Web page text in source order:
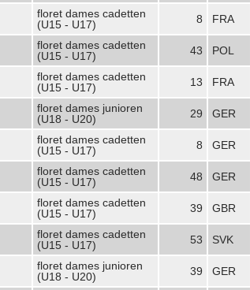
floret dames cadetten
(U15 - U17)
8 FRA
floret dames cadetten
(U15 - U17)
43 POL
floret dames cadetten
(U15 - U17)
13 FRA
floret dames junioren
(U18 - U20)
29 GER
floret dames cadetten
(U15 - U17)
8 GER
floret dames cadetten
(U15 - U17)
48 GER
floret dames cadetten
(U15 - U17)
39 GBR
floret dames cadetten
(U15 - U17)
53 SVK
floret dames junioren
(U18 - U20)
39 GER